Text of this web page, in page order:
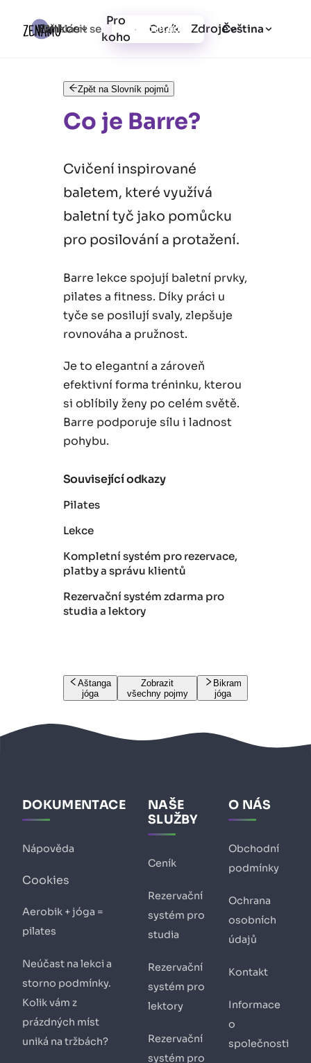
Funkce
Pro
koho
Ceník Zdroje
Přihlásit se Vytvořit účet Čeština
Zpět na Slovník pojmů
Co je Barre?
Cvičení inspirované
baletem, které využívá
baletní tyč jako pomůcku
pro posilování a protažení.
Barre lekce spojují baletní prvky,
pilates a fitness. Díky práci u
tyče se posilují svaly, zlepšuje
rovnováha a pružnost.
Je to elegantní a zároveň
efektivní forma tréninku, kterou
si oblíbily ženy po celém světě.
Barre podporuje sílu i ladnost
pohybu.
Související odkazy
Pilates
Lekce
Kompletní systém pro rezervace,
platby a správu klientů
Rezervační systém zdarma pro
studia a lektory
Aštanga
jóga
Zobrazit
všechny pojmy
Bikram
jóga
DOKUMENTACE
Nápověda
Cookies
Aerobik + jóga =
pilates
Neúčast na lekci a
storno podmínky.
Kolik vám z
prázdných míst
uniká na tržbách?
NAŠE
SLUŽBY
Ceník
Rezervační
systém pro
studia
Rezervační
systém pro
lektory
Rezervační
systém pro
O NÁS
Obchodní
podmínky
Ochrana
osobních
údajů
Kontakt
Informace
o
společnosti